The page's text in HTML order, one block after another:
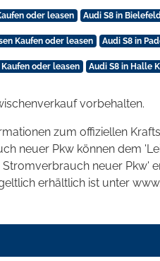
oder leasen Audi S8 in
Kaufen oder leasen Audi S8 in
oder leasen Audi S8 in Halle
vorbehalten.
zum offiziellen
neuer Pkw können dem
Stromverbrauch neuer Pkw'
erhältlich ist unter